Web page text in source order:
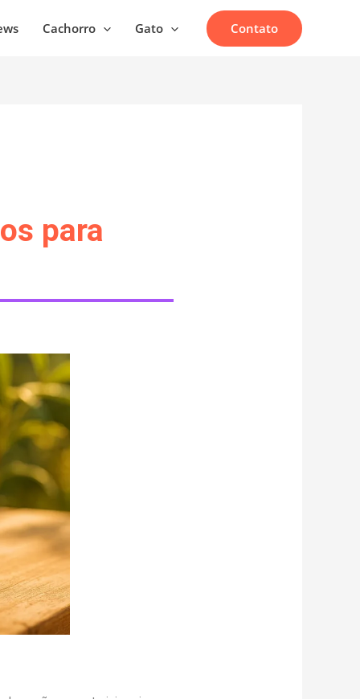
Cachorro Gato Contato
para